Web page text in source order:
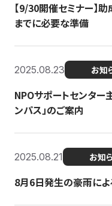
【9/30開催セミナー】
までに必要な準備
2025.08.23 お知
NPOサポートセンター
ンパス」のご案内
2025.08.21 お知
8月6日発生の豪雨に